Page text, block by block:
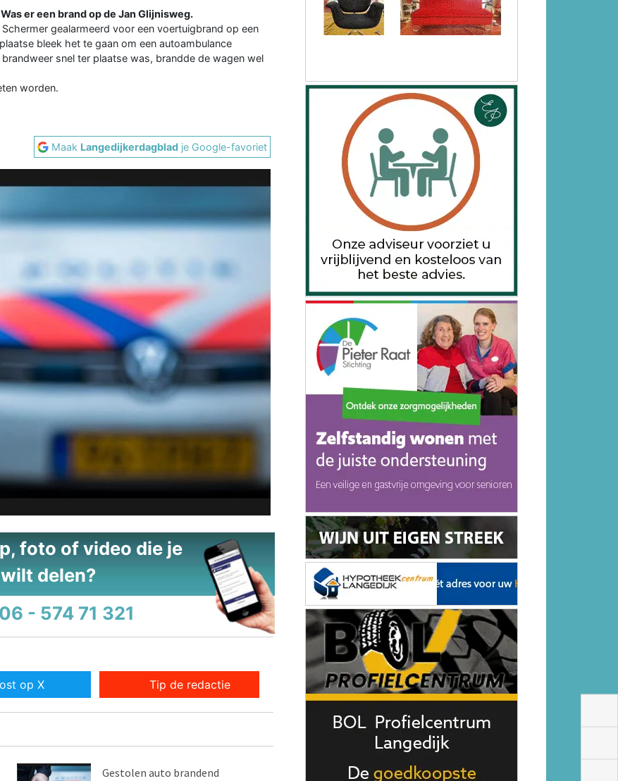
er een brand op de Jan Glijnisweg.
gealarmeerd voor een voertuigbrand op een
bleek het te gaan om een autoambulance
snel ter plaatse was, brandde de wagen wel
worden.
Maak Langedijkerdagblad je Google-favoriet
foto of video die je
delen?
06 - 574 71 321
op X Tip de redactie
Gestolen auto brandend